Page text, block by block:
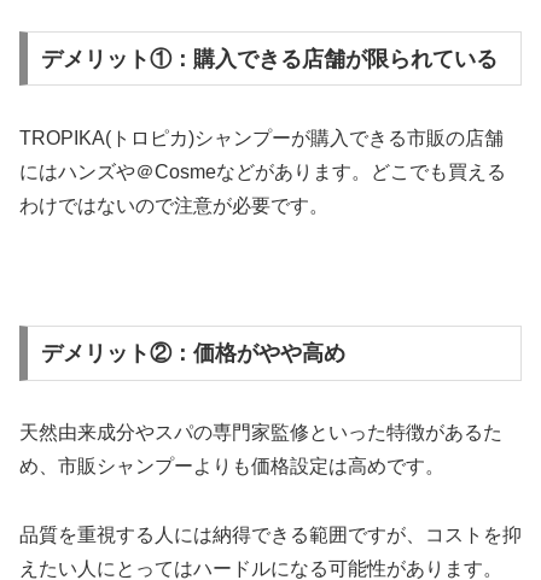
デメリット①：購入できる店舗が限られている
TROPIKA(トロピカ)シャンプーが購入できる市販の店舗
にはハンズや＠Cosmeなどがあります。どこでも買える
わけではないので注意が必要です。
デメリット②：価格がやや高め
天然由来成分やスパの専門家監修といった特徴があるた
め、市販シャンプーよりも価格設定は高めです。
品質を重視する人には納得できる範囲ですが、コストを抑
えたい人にとってはハードルになる可能性があります。